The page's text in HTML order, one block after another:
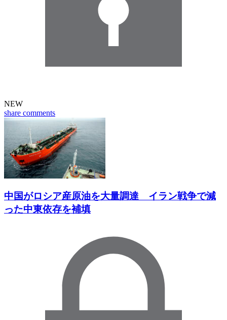
NEW
share comments
中国がロシア産原油を大量調達 イラン戦争で減
った中東依存を補填